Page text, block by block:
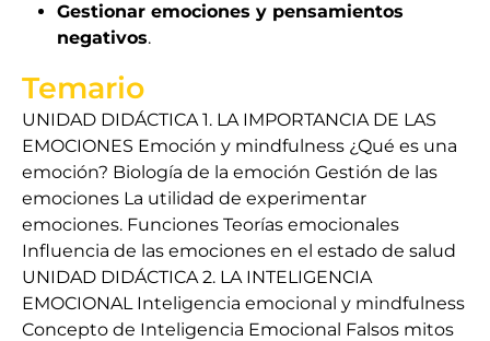
Gestionar emociones y pensamientos
negativos.
Temario
UNIDAD DIDÁCTICA 1. LA IMPORTANCIA DE LAS
EMOCIONES Emoción y mindfulness ¿Qué es una
emoción? Biología de la emoción Gestión de las
emociones La utilidad de experimentar
emociones. Funciones Teorías emocionales
Influencia de las emociones en el estado de salud
UNIDAD DIDÁCTICA 2. LA INTELIGENCIA
EMOCIONAL Inteligencia emocional y mindfulness
Concepto de Inteligencia Emocional Falsos mitos